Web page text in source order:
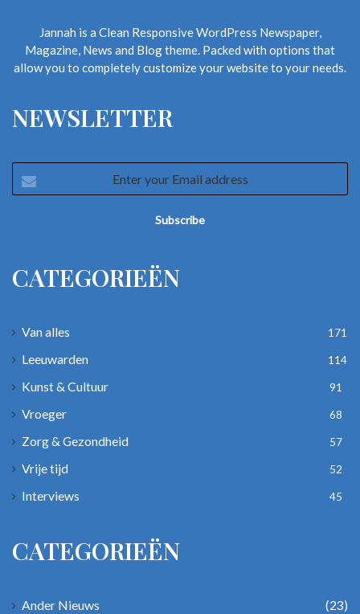
Jannah is a Clean Responsive WordPress Newspaper,
Magazine, News and Blog theme. Packed with options that
allow you to completely customize your website to your needs.
NEWSLETTER
your
CATEGORIEËN
Van alles 171
Leeuwarden 114
Kunst & Cultuur 91
Vroeger 68
Zorg & Gezondheid 57
Vrije tijd 52
Interviews 45
CATEGORIEËN
Ander Nieuws (23)